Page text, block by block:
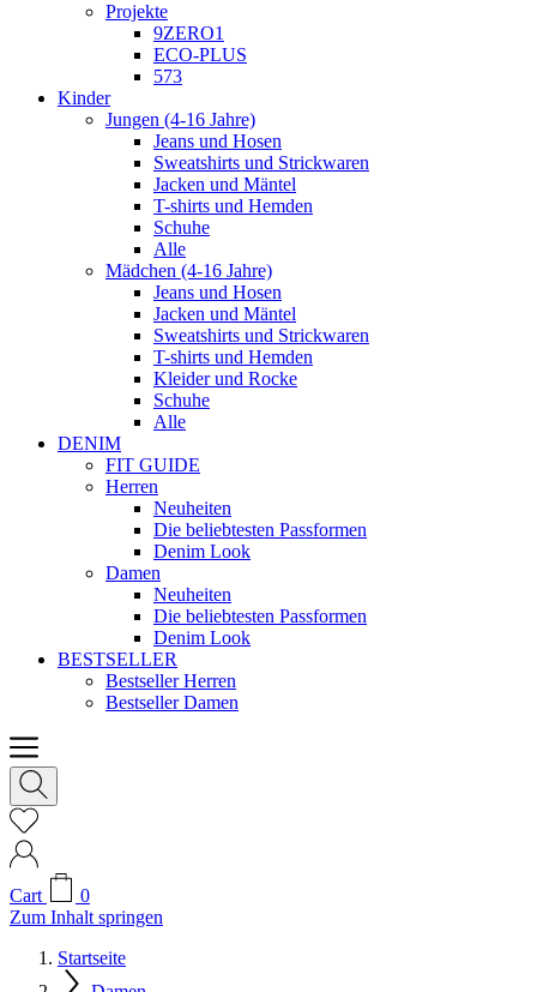
Projekte
9ZERO1
ECO-PLUS
573
Kinder
Jungen (4-16 Jahre)
Jeans und Hosen
Sweatshirts und Strickwaren
Jacken und Mäntel
T-shirts und Hemden
Schuhe
Alle
Mädchen (4-16 Jahre)
Jeans und Hosen
Jacken und Mäntel
Sweatshirts und Strickwaren
T-shirts und Hemden
Kleider und Rocke
Schuhe
Alle
DENIM
FIT GUIDE
Herren
Neuheiten
Die beliebtesten Passformen
Denim Look
Damen
Neuheiten
Die beliebtesten Passformen
Denim Look
BESTSELLER
Bestseller Herren
Bestseller Damen
Cart
0
Zum Inhalt springen
Startseite